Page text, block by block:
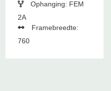
Ophanging: FEM
2A
Framebreedte:
760